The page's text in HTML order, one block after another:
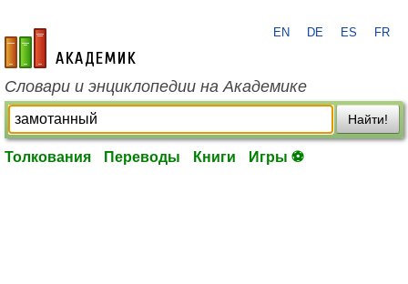
academic.ru
EN DE ES FR
Словари и энциклопедии на Академике
Найти!
Толкования Переводы Книги Игры ⚽